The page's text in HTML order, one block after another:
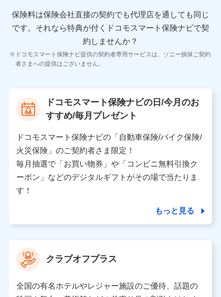
閲覧履歴、購買履歴、ご契約内容等のパーソナルデータを分
析して、お客さまの趣味・嗜好・傾向に応じたサービス・商
品等に関するご提案や広告の配信等を行うことがありま
各種セミナーの開催のため
コンサルティングサービスの実施のため
アンケートやキャンペーン等の実施のため
称・住所・代表者名】
当該個人データを取り扱う各共同利用者（詳細は次のと
おり）
東京都千代田区永田町2丁目11番1号 山王パークタワー
株式会社NTTドコモ 代表取締役社長 前田 義晃
東京都中央区日本橋人形町2-14-10 アーバンネット日
本橋ビル 3F
ソナルデータ憲章」に定める行動原則を順守します 。
※ パーソナルデータダッシュボードの「第三者提供の
管理」の設定状態にかかわらず、共同利用する場合があ
ります。
保険料は保険会社直接の契約でも代理店を通しても同じ
です。 それなら特典が付くドコモスマート保険ナビで契
約しませんか？
ドコモスマート保険ナビ提供の契約者専用サービスは、ソニー損保ご契約
者さまへの提供はございません。
ドコモスマート保険ナビの日/今月のお
すすめ/毎月プレゼント
ドコモスマート保険ナビの「自動車保険/バイク保険/
火災保険」のご契約者さま限定！
毎月抽選で「お買い物券」や「コンビニ無料引換ク
ーポン」などのデジタルギフトがその場で当たりま
す！
もっと見る
クラブオフプラス
全国の有名ホテルやレジャー施設のご優待、話題の